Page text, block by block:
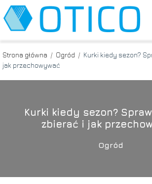
Strona główna / Ogród / Kurki kiedy sezon?
jak przechowywać
Kurki kiedy sezon?
zbierać i jak
Ogród